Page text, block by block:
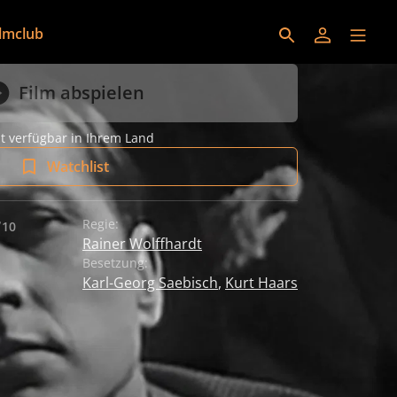
Film abspielen
verfügbar in Ihrem Land
Watchlist
10 Ab 10 Jahren
Regie:
Rainer Wolffhardt
Besetzung:
Karl-Georg Saebisch, Kurt Haars